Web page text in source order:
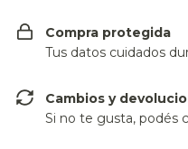
Compra protegida
Tus datos cuidados
Cambios y
Si no te gusta, podés